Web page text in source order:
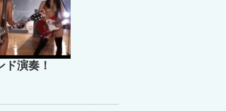
ド演奏！